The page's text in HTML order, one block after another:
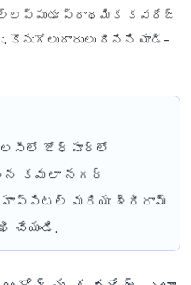
ప్రాథమిక కవరేజ్
దీనిని యాడ్-
జోధ్‌పూర్‌లో
కమలా నగర్
హాస్పిటల్ మరియు శ్రీరామ్
చేయండి.